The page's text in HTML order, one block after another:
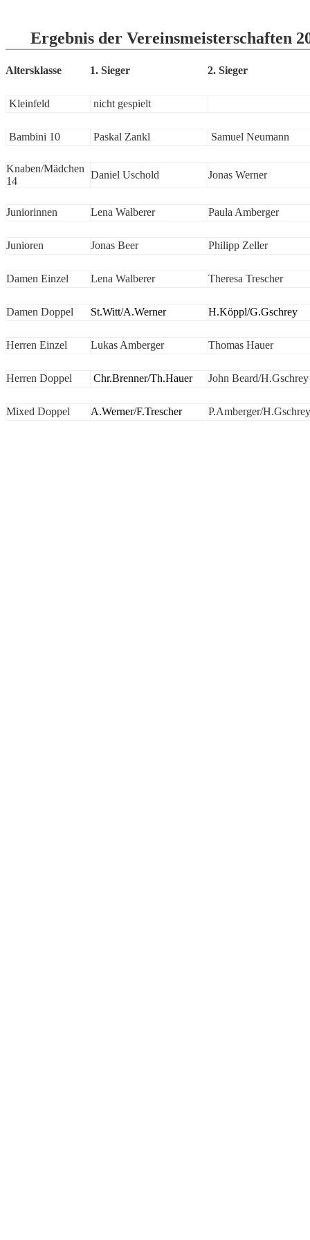
Ergebnis der Vereinsmeisterschaften
Altersklasse 1. Sieger 2. Sieger
Kleinfeld nicht gespielt
Bambini 10 Paskal Zankl Samuel Neumann
Knaben/Mädchen
14
Daniel Uschold Jonas Werner
Juniorinnen Lena Walberer Paula Amberger
Junioren Jonas Beer Philipp Zeller
Damen Einzel Lena Walberer Theresa Trescher
Damen Doppel St.Witt/A.Werner H.Köppl/G.Gschrey
Herren Einzel Lukas Amberger Thomas Hauer
Herren Doppel Chr.Brenner/Th.Hauer John Beard/H.Gschrey
Mixed Doppel A.Werner/F.Trescher P.Amberger/H.Gschrey